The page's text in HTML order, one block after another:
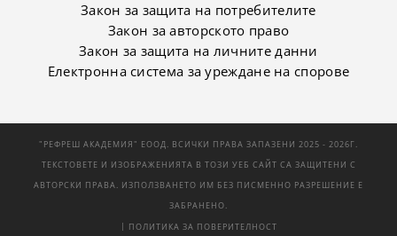
Закон за защита на потребителите
Закон за авторското право
Закон за защита на личните данни
Електронна система за уреждане на спорове
"РЕФРЕШ АКАДЕМИЯ" ЕООД. ВСИЧКИ ПРАВА ЗАПАЗЕНИ 2025 - 2026Г.
ТЕКСТОВЕТЕ И ИЗОБРАЖЕНИЯТА В ТОЗИ УЕБ САЙТ СА ЗАЩИТЕНИ С
АВТОРСКИ ПРАВА. ИЗПОЛЗВАНЕТО ИМ БЕЗ ПИСМЕННО РАЗРЕШЕНИЕ Е
ЗАБРАНЕНО.
| ПОЛИТИКА ЗА ПОВЕРИТЕЛНОСТ